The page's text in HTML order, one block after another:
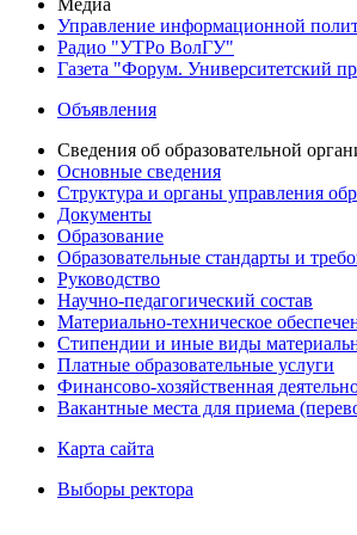
Медиа
Управление информационной
Радио "УТРо ВолГУ"
Газета "Форум. Университетский
Объявления
Сведения об образовательной
Основные сведения
Структура и органы управления
Документы
Образование
Образовательные стандарты и
Руководство
Научно-педагогический состав
Материально-техническое
Стипендии и иные виды
Платные образовательные услуги
Финансово-хозяйственная
Вакантные места для приема
Карта сайта
Выборы ректора